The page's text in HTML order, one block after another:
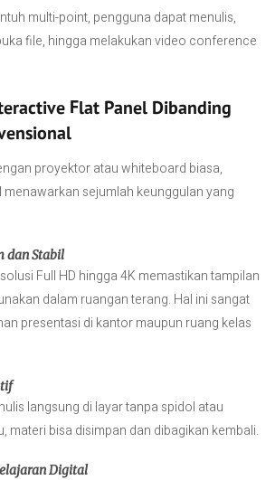
multi-point, pengguna dapat menulis,
file, hingga melakukan video conference
Flat Panel Dibanding
proyektor atau whiteboard biasa,
menawarkan sejumlah keunggulan yang
dan Stabil
Full HD hingga 4K memastikan tampilan
dalam ruangan terang. Hal ini sangat
presentasi di kantor maupun ruang kelas
langsung di layar tanpa spidol atau
materi bisa disimpan dan dibagikan kembali.
Digital